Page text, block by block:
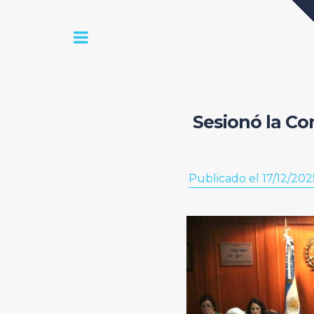
Sesionó la
Publicado el 17/12/